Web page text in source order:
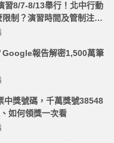
習8/7-8/13舉行！北中行動
制？演習時間及管制注意
Google報告解密1,500萬筆
中獎號碼，千萬獎號38548
如何領獎一次看